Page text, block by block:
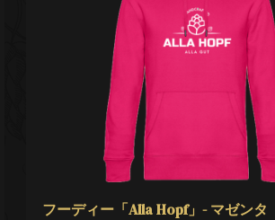
フーディー「Alla Hopf」- マゼンタ